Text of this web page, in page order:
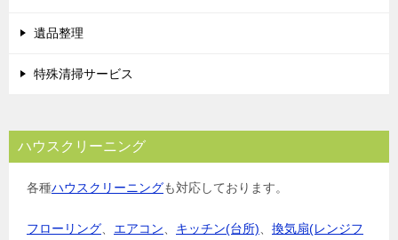
遺品整理
特殊清掃サービス
ハウスクリーニング
各種ハウスクリーニングも対応しております。
フローリング エアコン キッチン(台所)
換気扇(レンジフ